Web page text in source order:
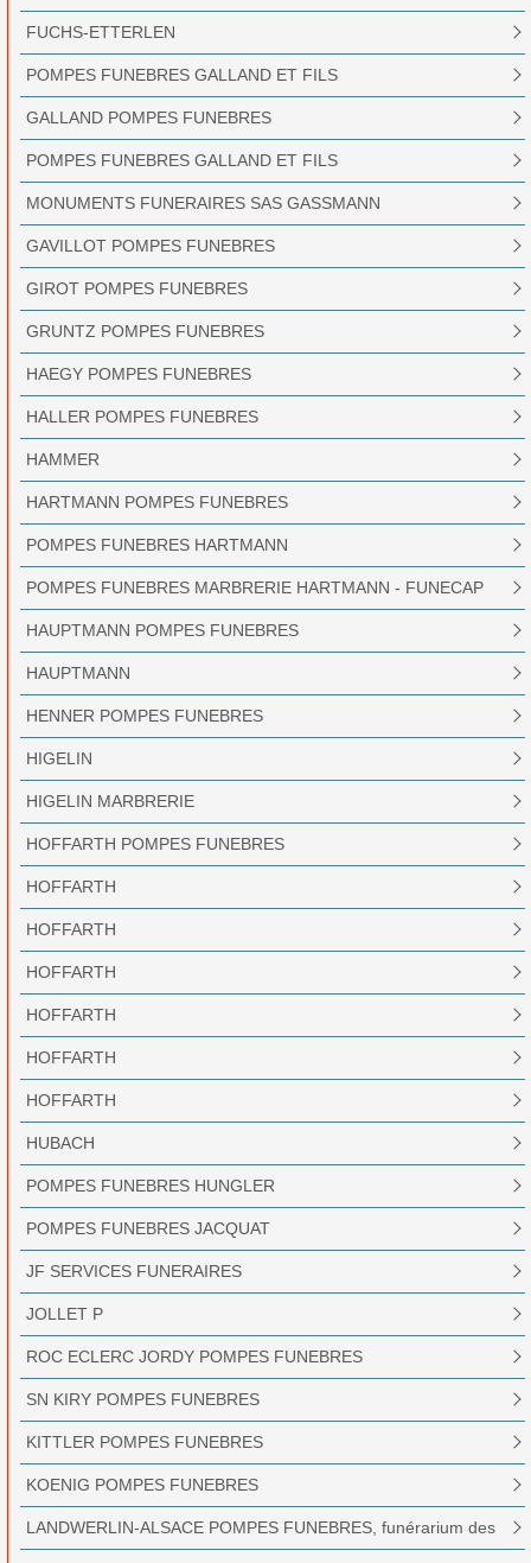
FUCHS-ETTERLEN
POMPES FUNEBRES GALLAND ET FILS
GALLAND POMPES FUNEBRES
POMPES FUNEBRES GALLAND ET FILS
MONUMENTS FUNERAIRES SAS GASSMANN
GAVILLOT POMPES FUNEBRES
GIROT POMPES FUNEBRES
GRUNTZ POMPES FUNEBRES
HAEGY POMPES FUNEBRES
HALLER POMPES FUNEBRES
HAMMER
HARTMANN POMPES FUNEBRES
POMPES FUNEBRES HARTMANN
POMPES FUNEBRES MARBRERIE HARTMANN - FUNECAP
HAUPTMANN POMPES FUNEBRES
HAUPTMANN
HENNER POMPES FUNEBRES
HIGELIN
HIGELIN MARBRERIE
HOFFARTH POMPES FUNEBRES
HOFFARTH
HOFFARTH
HOFFARTH
HOFFARTH
HOFFARTH
HOFFARTH
HUBACH
POMPES FUNEBRES HUNGLER
POMPES FUNEBRES JACQUAT
JF SERVICES FUNERAIRES
JOLLET P
ROC ECLERC JORDY POMPES FUNEBRES
SN KIRY POMPES FUNEBRES
KITTLER POMPES FUNEBRES
KOENIG POMPES FUNEBRES
LANDWERLIN-ALSACE POMPES FUNEBRES, funérarium des